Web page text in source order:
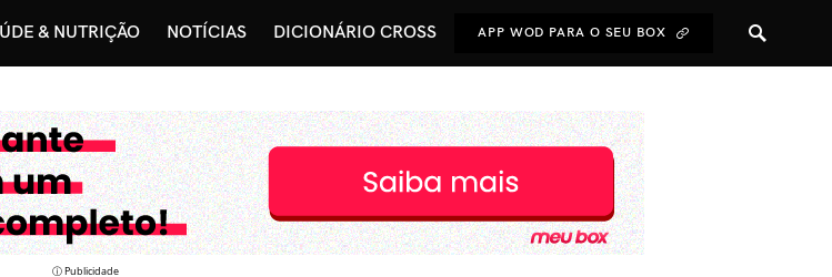
& NUTRIÇÃO NOTÍCIAS DICIONÁRIO CROSS APP WOD PARA O SEU BOX
ⓘ Publicidade